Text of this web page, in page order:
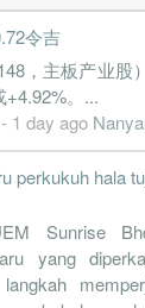
225.0m 8.2m
422.0m 27.3m
312.4m 8.3m
336.2m 20.5m
令吉
，主板产业股
。...
1 day ago
perkukuh hala
Sunrise
yang